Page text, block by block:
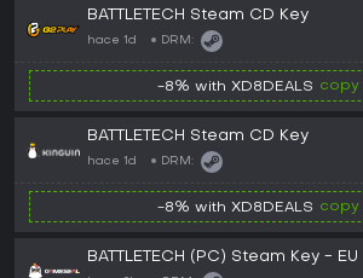
BATTLETECH Steam CD Key
hace 1d DRM:
-8% with XD8DEALS copy
BATTLETECH Steam CD Key
hace 1d DRM:
-8% with XD8DEALS copy
BATTLETECH (PC) Steam Key - EU